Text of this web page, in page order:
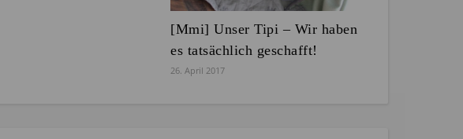
[Mmi] Unser Tipi – Wir haben
es tatsächlich geschafft!
26. April 2017